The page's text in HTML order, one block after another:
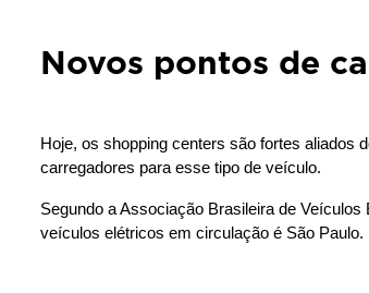
Novos pontos de
Hoje, os shopping centers são fortes aliados
carregadores para esse tipo de veículo.
Segundo a Associação Brasileira de
veículos elétricos em circulação é São Paulo.